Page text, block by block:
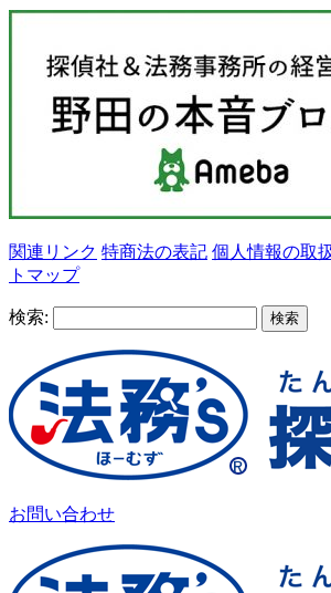
関連リンク 特商法の表記 個人情報の取
トマップ
検索:
お問い合わせ